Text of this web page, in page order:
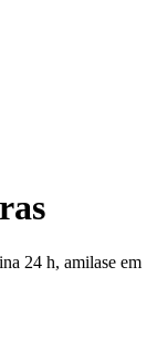
24 h, amilase em